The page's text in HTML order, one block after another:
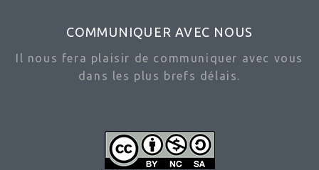
COMMUNIQUER AVEC NOUS
Il nous fera plaisir de communiquer avec vous
dans les plus brefs délais.